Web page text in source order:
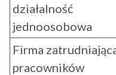
działalność
jednoosobowa
Firma
pracowników